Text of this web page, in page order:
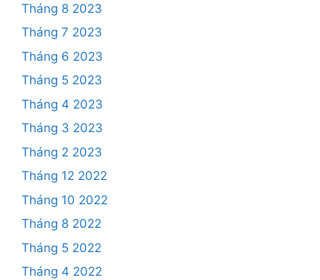
Tháng 8 2023
Tháng 7 2023
Tháng 6 2023
Tháng 5 2023
Tháng 4 2023
Tháng 3 2023
Tháng 2 2023
Tháng 12 2022
Tháng 10 2022
Tháng 8 2022
Tháng 5 2022
Tháng 4 2022